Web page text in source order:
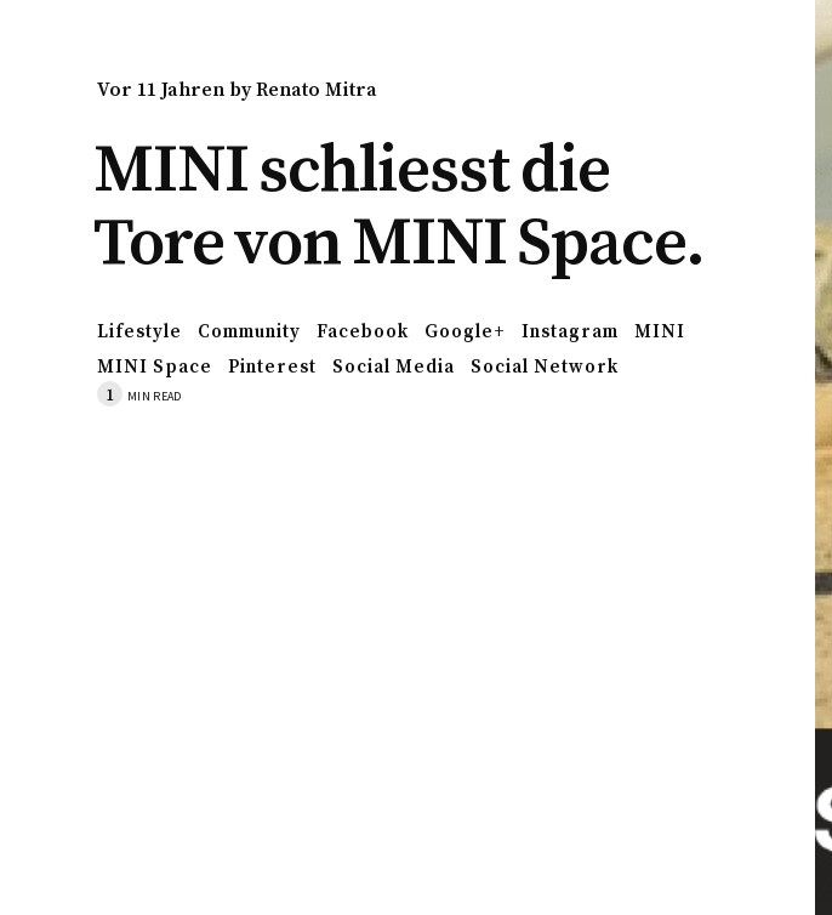
vor 11 Jahren byRenato Mitra
MINI schliesst die
Tore von MINI Space.
Lifestyle Community Facebook Google+ Instagram
MINI
MINI Space
Pinterest Social Media Social Network
1 MIN READ